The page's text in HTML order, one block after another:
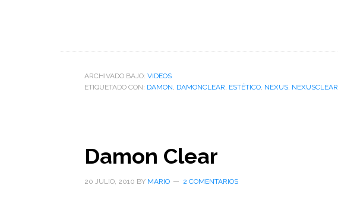
ARCHIVADO BAJO: VIDEOS
ETIQUETADO CON: DAMON, DAMONCLEAR, ESTÉTICO, NEXUS, NEXUSCLEAR
Damon Clear
20 JULIO, 2010 BY MARIO 2 COMENTARIOS